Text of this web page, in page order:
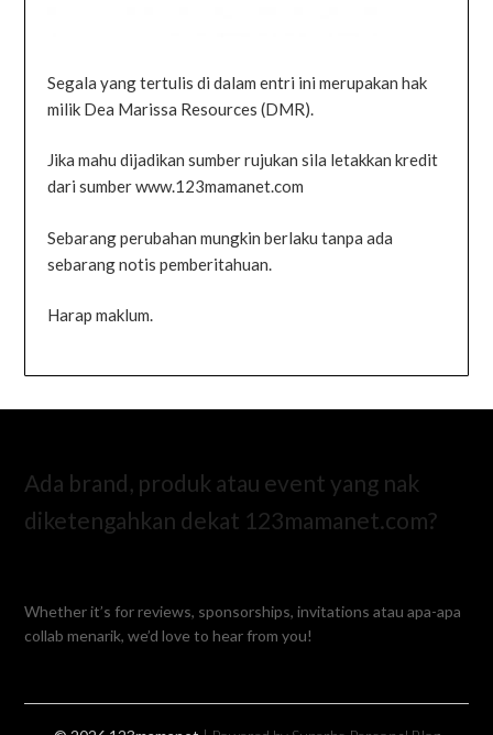
Segala yang tertulis di dalam entri ini merupakan hak
milik Dea Marissa Resources (DMR).
Jika mahu dijadikan sumber rujukan sila letakkan kredit
dari sumber www.123mamanet.com
Sebarang perubahan mungkin berlaku tanpa ada
sebarang notis pemberitahuan.
Harap maklum.
Ada brand, produk atau event yang nak
diketengahkan dekat 123mamanet.com?
Whether it’s for reviews, sponsorships, invitations atau apa-apa
collab menarik, we’d love to hear from you!